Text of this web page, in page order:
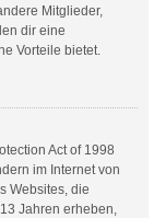
Mitglieder,
dir eine
Vorteile bietet.
Act of 1998
im Internet von
Websites, die
Jahren erheben,